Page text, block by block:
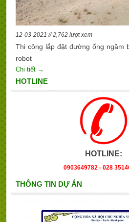
12-03-2021 // 2,762 lượt xem
Thi công lắp đặt đường ống ngầm
robot
Chi tiết →
HOTLINE
HOTLINE:
0903649782 - 028
THÔNG TIN DỰ ÁN